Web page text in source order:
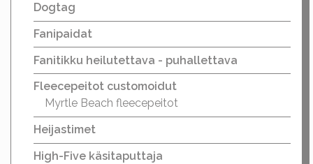
Dogtag
Fanipaidat
Fanitikku heilutettava - puhallettava
Fleecepeitot customoidut
Myrtle Beach fleecepeitot
Heijastimet
High-Five käsitaputtaja